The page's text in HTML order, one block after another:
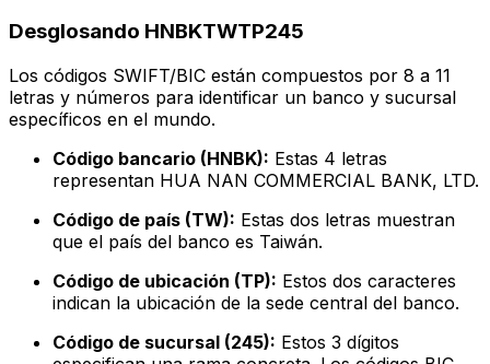
Desglosando HNBKTWTP245
Los códigos SWIFT/BIC están compuestos por 8 a 11
letras y números para identificar un banco y sucursal
específicos en el mundo.
Código bancario (HNBK): Estas 4 letras
representan HUA NAN COMMERCIAL BANK, LTD.
Código de país (TW): Estas dos letras muestran
que el país del banco es Taiwán.
Código de ubicación (TP): Estos dos caracteres
indican la ubicación de la sede central del banco.
Código de sucursal (245): Estos 3 dígitos